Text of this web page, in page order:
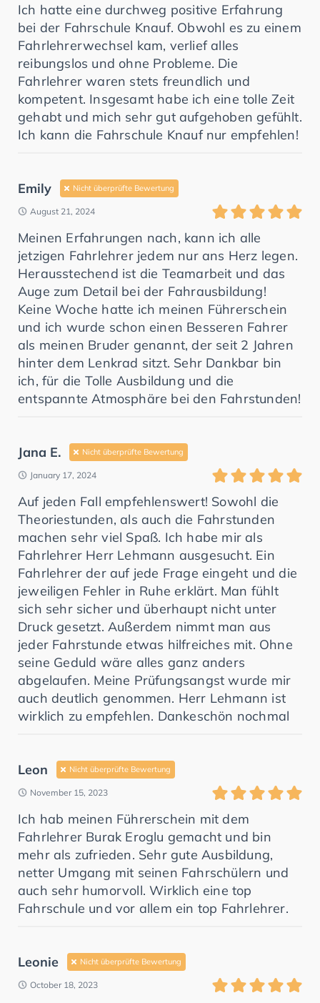
Ich hatte eine durchweg positive Erfahrung
bei der Fahrschule Knauf. Obwohl es zu einem
Fahrlehrerwechsel kam, verlief alles
reibungslos und ohne Probleme. Die
Fahrlehrer waren stets freundlich und
kompetent. Insgesamt habe ich eine tolle Zeit
gehabt und mich sehr gut aufgehoben gefühlt.
Ich kann die Fahrschule Knauf nur empfehlen!
Emily Nicht überprüfte Bewertung
August 21, 2024
Meinen Erfahrungen nach, kann ich alle
jetzigen Fahrlehrer jedem nur ans Herz legen.
Herausstechend ist die Teamarbeit und das
Auge zum Detail bei der Fahrausbildung!
Keine Woche hatte ich meinen Führerschein
und ich wurde schon einen Besseren Fahrer
als meinen Bruder genannt, der seit 2 Jahren
hinter dem Lenkrad sitzt. Sehr Dankbar bin
ich, für die Tolle Ausbildung und die
entspannte Atmosphäre bei den Fahrstunden!
Jana E. Nicht überprüfte Bewertung
January 17, 2024
Auf jeden Fall empfehlenswert! Sowohl die
Theoriestunden, als auch die Fahrstunden
machen sehr viel Spaß. Ich habe mir als
Fahrlehrer Herr Lehmann ausgesucht. Ein
Fahrlehrer der auf jede Frage eingeht und die
jeweiligen Fehler in Ruhe erklärt. Man fühlt
sich sehr sicher und überhaupt nicht unter
Druck gesetzt. Außerdem nimmt man aus
jeder Fahrstunde etwas hilfreiches mit. Ohne
seine Geduld wäre alles ganz anders
abgelaufen. Meine Prüfungsangst wurde mir
auch deutlich genommen. Herr Lehmann ist
wirklich zu empfehlen. Dankeschön nochmal
Leon Nicht überprüfte Bewertung
November 15, 2023
Ich hab meinen Führerschein mit dem
Fahrlehrer Burak Eroglu gemacht und bin
mehr als zufrieden. Sehr gute Ausbildung,
netter Umgang mit seinen Fahrschülern und
auch sehr humorvoll. Wirklich eine top
Fahrschule und vor allem ein top Fahrlehrer.
Leonie Nicht überprüfte Bewertung
October 18, 2023